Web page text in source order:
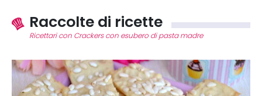
Raccolte di ricette
Ricettari con Crackers con esubero di pasta madre